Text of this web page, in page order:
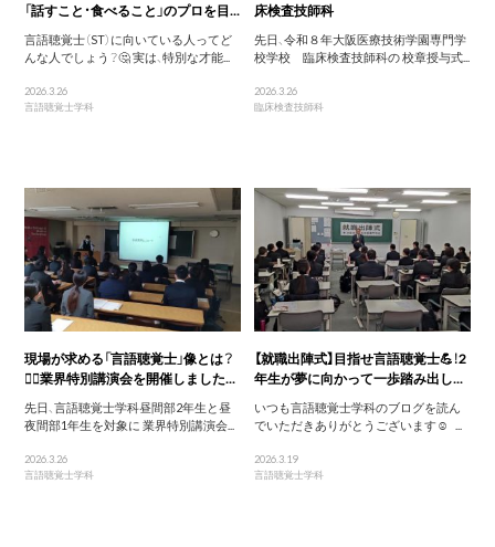
「話すこと・食べること」のプロを目...
言語聴覚士（ST）に向いている人ってど
んな人でしょう？🤔 実は、特別な才能...
2026.3.26
言語聴覚士学科
床検査技師科
先日、令和８年大阪医療技術学園専門学
校学校 臨床検査技師科の 校章授与式...
2026.3.26
臨床検査技師科
現場が求める「言語聴覚士」像とは？
💁‍♀️業界特別講演会を開催しました...
先日、言語聴覚士学科昼間部2年生と昼
夜間部1年生を対象に 業界特別講演会...
2026.3.26
言語聴覚士学科
【就職出陣式】目指せ言語聴覚士💪！2
年生が夢に向かって一歩踏み出し...
いつも言語聴覚士学科のブログを読ん
でいただきありがとうございます☺️ ...
2026.3.19
言語聴覚士学科